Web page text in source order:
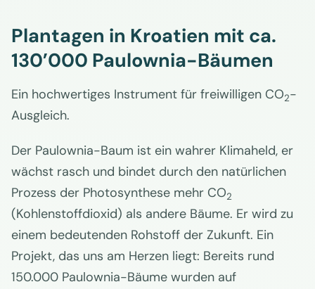
Plantagen in Kroatien mit ca.
130’000 Paulownia-Bäumen
Ein hochwertiges Instrument für freiwilligen CO2-
Ausgleich.
Der Paulownia-Baum ist ein wahrer Klimaheld, er
wächst rasch und bindet durch den natürlichen
Prozess der Photosynthese mehr CO2
(Kohlenstoffdioxid) als andere Bäume. Er wird zu
einem bedeutenden Rohstoff der Zukunft. Ein
Projekt, das uns am Herzen liegt: Bereits rund
150.000 Paulownia-Bäume wurden auf